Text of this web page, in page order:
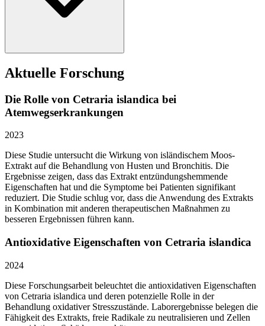
Aktuelle Forschung
Die Rolle von Cetraria islandica bei
Atemwegserkrankungen
2023
Diese Studie untersucht die Wirkung von isländischem Moos-
Extrakt auf die Behandlung von Husten und Bronchitis. Die
Ergebnisse zeigen, dass das Extrakt entzündungshemmende
Eigenschaften hat und die Symptome bei Patienten signifikant
reduziert. Die Studie schlug vor, dass die Anwendung des Extrakts
in Kombination mit anderen therapeutischen Maßnahmen zu
besseren Ergebnissen führen kann.
Antioxidative Eigenschaften von Cetraria islandica
2024
Diese Forschungsarbeit beleuchtet die antioxidativen Eigenschaften
von Cetraria islandica und deren potenzielle Rolle in der
Behandlung oxidativer Stresszustände. Laborergebnisse belegen die
Fähigkeit des Extrakts, freie Radikale zu neutralisieren und Zellen